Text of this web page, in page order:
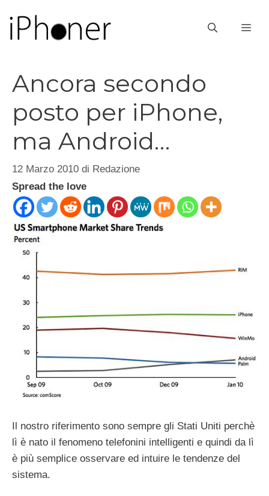
contenuto
Ancora secondo
posto per iPhone,
ma Android…
12 Marzo 2010 di Redazione
Spread the love
Il nostro riferimento sono sempre gli Stati Uniti perchè
lì è nato il fenomeno telefonini intelligenti e quindi da lì
è più semplice osservare ed intuire le tendenze del
sistema.